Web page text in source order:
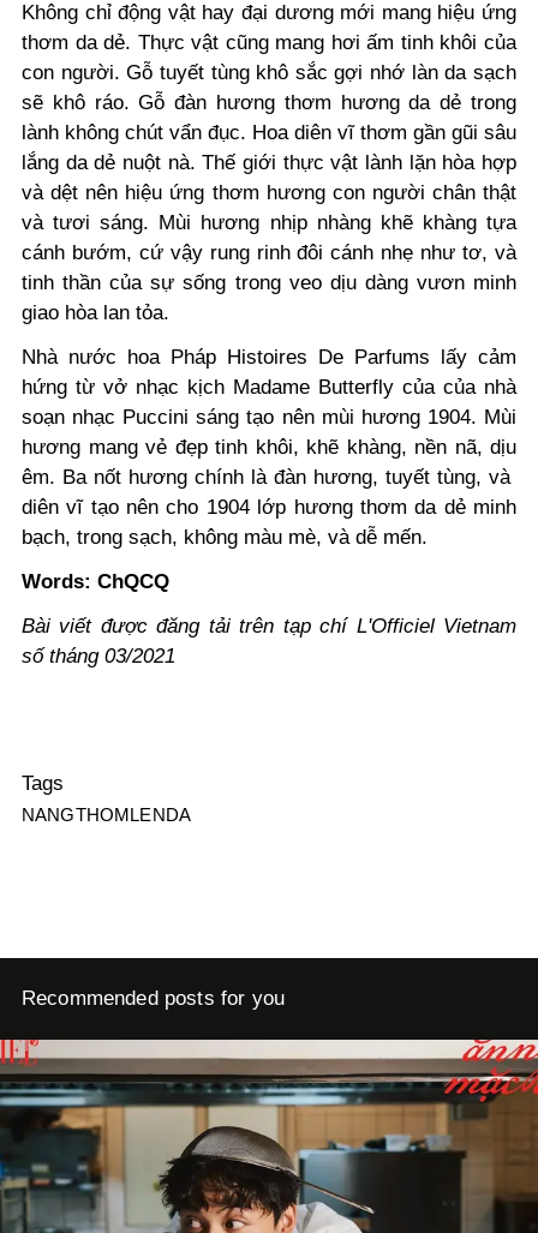
Không chỉ động vật hay đại dương mới mang hiệu ứng
thơm da dẻ. Thực vật cũng mang hơi ấm tinh khôi của
con người. Gỗ tuyết tùng khô sắc gợi nhớ làn da sạch
sẽ khô ráo. Gỗ đàn hương thơm hương da dẻ trong
lành không chút vẩn đục. Hoa diên vĩ thơm gần gũi sâu
lắng da dẻ nuột nà. Thế giới thực vật lành lặn hòa hợp
và dệt nên hiệu ứng thơm hương con người chân thật
và tươi sáng. Mùi hương nhịp nhàng khẽ khàng tựa
cánh bướm, cứ vậy rung rinh đôi cánh nhẹ như tơ, và
tinh thần của sự sống trong veo dịu dàng vươn minh
giao hòa lan tỏa.
Nhà nước hoa Pháp Histoires De Parfums lấy cảm
hứng từ vở nhạc kịch Madame Butterfly của của nhà
soạn nhạc Puccini sáng tạo nên mùi hương 1904. Mùi
hương mang vẻ đẹp tinh khôi, khẽ khàng, nền nã, dịu
êm. Ba nốt hương chính là đàn hương, tuyết tùng, và
diên vĩ tạo nên cho 1904 lớp hương thơm da dẻ minh
bạch, trong sạch, không màu mè, và dễ mến.
Words: ChQCQ
Bài viết được đăng tải trên tạp chí L'Officiel Vietnam
số tháng 03/2021
Tags
NANGTHOMLENDA
Recommended posts for you